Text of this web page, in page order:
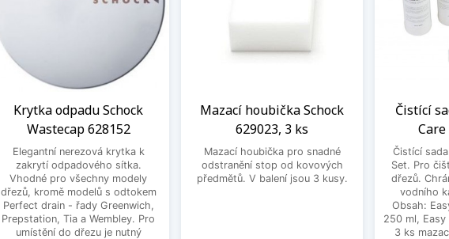
Krytka odpadu Schock
Wastecap 628152
Elegantní nerezová krytka k
zakrytí odpadového sítka.
Vhodné pro všechny modely
dřezů, kromě modelů s odtokem
Perfect drain - řady Greenwich,
Prepstation, Tia a Wembley. Pro
umístění do dřezu je nutný
Mazací houbička Schock
629023, 3 ks
Mazací houbička pro snadné
odstranění stop od kovových
předmětů. V balení jsou 3 kusy.
Čistící
Care
Čistící
Set. Pro
dřezů.
vodního
Obsah:
250 ml,
3 ks